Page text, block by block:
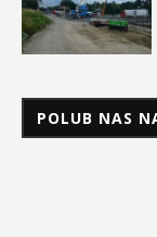
POLUB NAS